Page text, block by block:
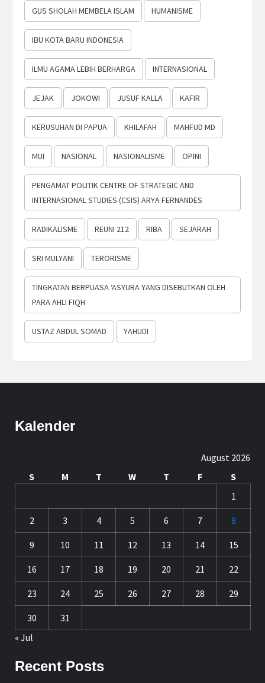
GUS SHOLAH MEMBELA ISLAM HUMANISME
IBU KOTA BARU INDONESIA
ILMU AGAMA LEBIH BERHARGA INTERNASIONAL
JEJAK JOKOWI JUSUF KALLA KAFIR
KERUSUHAN DI PAPUA KHILAFAH MAHFUD MD
MUI NASIONAL NASIONALISME OPINI
PENGAMAT POLITIK CENTRE OF STRATEGIC AND
INTERNASIONAL STUDIES (CSIS) ARYA FERNANDES
RADIKALISME REUNI 212 RIBA SEJARAH
SRI MULYANI TERORISME
TINGKATAN BERPUASA ‘ASYURA YANG DISEBUTKAN OLEH
PARA AHLI FIQH
USTAZ ABDUL SOMAD YAHUDI
Kalender
August 2026
S
M T W T F
S
1
2 3 4 5 6 7 8
9 10 11 12 13 14 15
16 17 18 19 20 21 22
23 24 25 26 27 28 29
30
31
« Jul
Recent Posts